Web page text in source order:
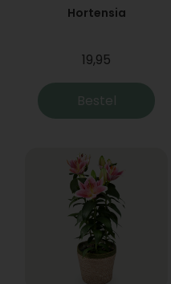
Hortensia
19,95
Bestel